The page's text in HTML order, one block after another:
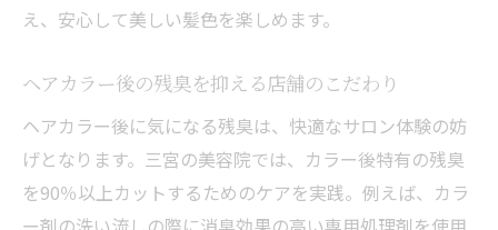
薬剤除去にこだわる美容院の魅力を徹底解説
由
美容院が実施する薬剤ケアの工程を詳しく
紹介
過酸化水素除去で頭皮・髪の負担を大幅軽
え、安心して美しい髪色を楽しめます。
ヘアカラー後の残臭を抑える店舗のこだわり
ヘアカラー後に気になる残臭は、快適なサロン体験の妨
げとなります。三宮の美容院では、カラー後特有の残臭
を90％以上カットするためのケアを実践。例えば、カラ